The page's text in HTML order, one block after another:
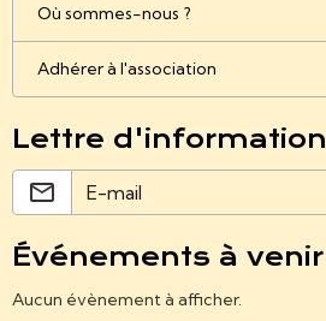
Où sommes-nous ?
Adhérer à l'association
Lettre d'information
Événements à venir
Aucun évènement à afficher.